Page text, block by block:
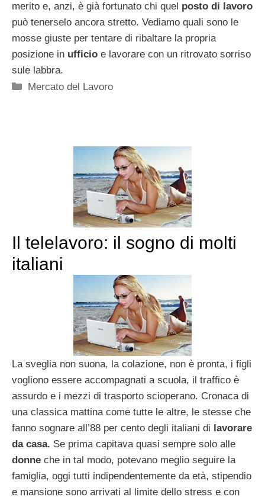
merito e, anzi, è già fortunato chi quel posto di lavoro
può tenerselo ancora stretto. Vediamo quali sono le
mosse giuste per tentare di ribaltare la propria
posizione in ufficio e lavorare con un ritrovato sorriso
sule labbra.
Categorie
Mercato del Lavoro
Il telelavoro: il sogno di molti
italiani
La sveglia non suona, la colazione, non è pronta, i figli
vogliono essere accompagnati a scuola, il traffico è
assurdo e i mezzi di trasporto scioperano. Cronaca di
una classica mattina come tutte le altre, le stesse che
fanno sognare all’88 per cento degli italiani di lavorare
da casa. Se prima capitava quasi sempre solo alle
donne che in tal modo, potevano meglio seguire la
famiglia, oggi tutti indipendentemente da età, stipendio
e mansione sono arrivati al limite dello stress e con